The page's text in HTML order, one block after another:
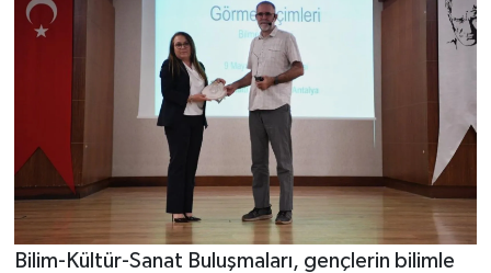
Bilim-Kültür-Sanat Buluşmaları, gençlerin bilimle